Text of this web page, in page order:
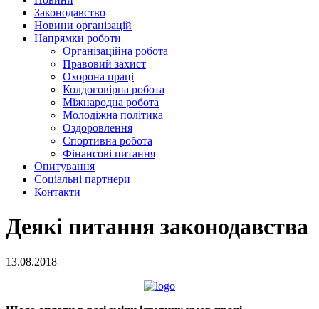
Законодавство
Новини організацій
Напрямки роботи
Організаційна робота
Правовий захист
Охорона праці
Колдоговірна робота
Міжнародна робота
Молодіжна політика
Оздоровлення
Спортивна робота
Фінансові питання
Опитування
Соціальні партнери
Контакти
Деякі питання законодавства
13.08.2018